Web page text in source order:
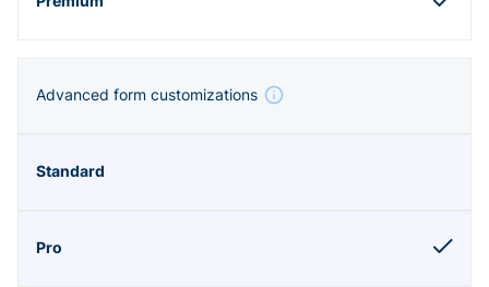
Advanced form customizations